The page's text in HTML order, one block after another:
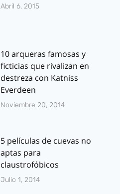
Abril 6, 2015
10 arqueras famosas y
ficticias que rivalizan en
destreza con Katniss
Everdeen
Noviembre 20, 2014
5 películas de cuevas no
aptas para
claustrofóbicos
Julio 1, 2014